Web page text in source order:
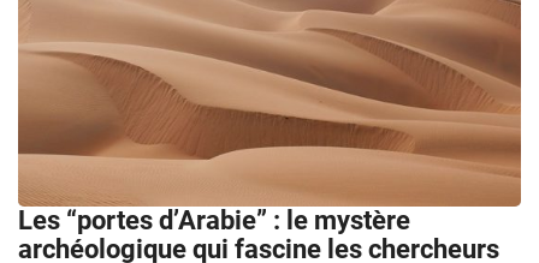
Les “portes d’Arabie” : le mystère
archéologique qui fascine les chercheurs